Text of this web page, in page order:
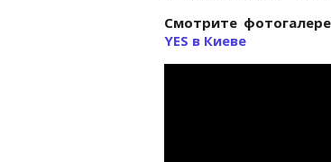
Cмотрите
YES в Киеве